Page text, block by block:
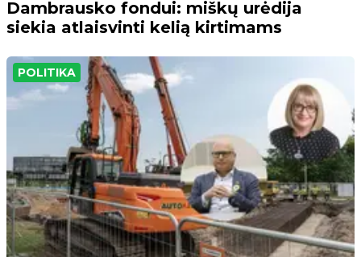
Dambrausko fondui: miškų urėdija
siekia atlaisvinti kelią kirtimams
POLITIKA